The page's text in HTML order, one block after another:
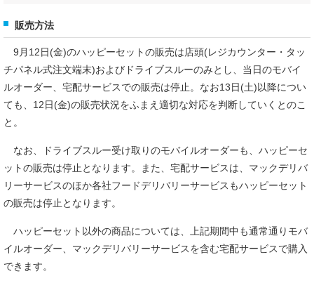
販売方法
9月12日(金)のハッピーセットの販売は店頭(レジカウンター・タッ
チパネル式注文端末)およびドライブスルーのみとし、当日のモバイ
ルオーダー、宅配サービスでの販売は停止。なお13日(土)以降につい
ても、12日(金)の販売状況をふまえ適切な対応を判断していくとのこ
と。
なお、ドライブスルー受け取りのモバイルオーダーも、ハッピーセ
ットの販売は停止となります。また、宅配サービスは、マックデリバ
リーサービスのほか各社フードデリバリーサービスもハッピーセット
の販売は停止となります。
ハッピーセット以外の商品については、上記期間中も通常通りモバ
イルオーダー、マックデリバリーサービスを含む宅配サービスで購入
できます。